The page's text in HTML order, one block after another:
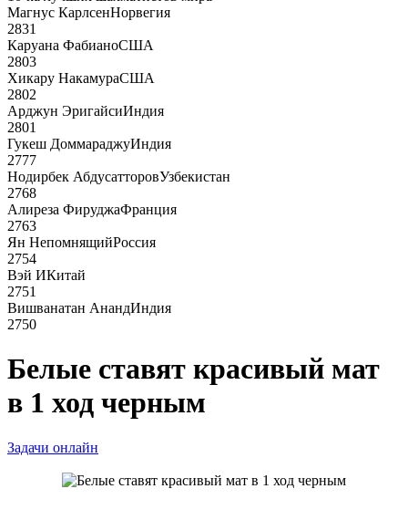
Магнус КарлсенНорвегия
2831
Каруана ФабианоСША
2803
Хикару НакамураСША
2802
Арджун ЭригайсиИндия
2801
Гукеш ДоммараджуИндия
2777
Нодирбек АбдусатторовУзбекистан
2768
Алиреза ФируджаФранция
2763
Ян НепомнящийРоссия
2754
Вэй ИКитай
2751
Вишванатан АнандИндия
2750
Белые ставят красивый мат
в 1 ход черным
Задачи онлайн